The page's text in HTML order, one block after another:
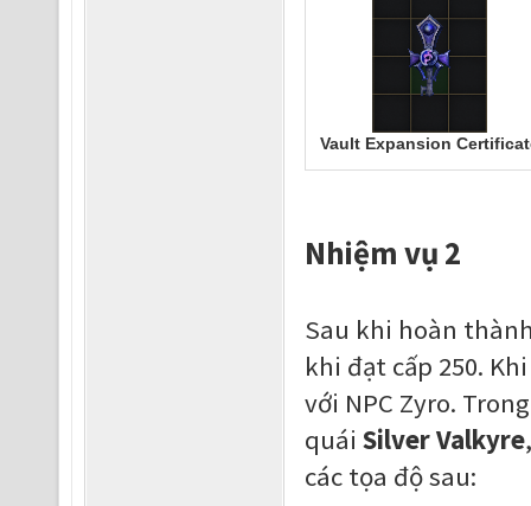
Vault Expansion
Nhiệm vụ 2
Sau khi hoàn
khi đạt cấp 250.
với NPC Zyro.
quái Silver Valkyre
các tọa độ sau: